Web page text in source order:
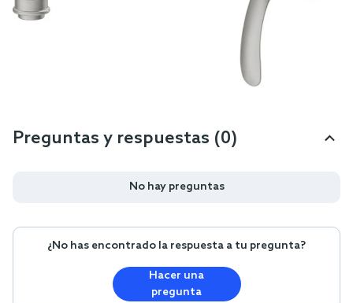
Preguntas y respuestas (0)
No hay preguntas
¿No has encontrado la respuesta a tu pregunta?
Hacer una
pregunta